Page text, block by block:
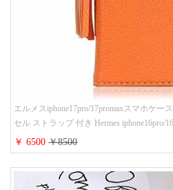
エルメスiphone17pro/17promaxスマホケー
セル ストラップ 付き Hermes iphone16pro/
帯カバー ハイ ブランド アイフォーン15/
￥ 6500￥8500